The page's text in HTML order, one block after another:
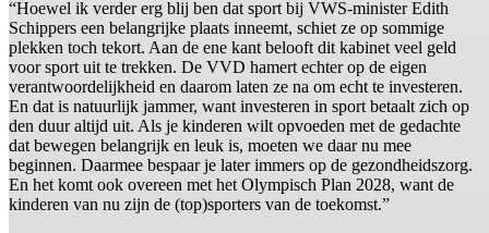
“Hoewel ik verder erg blij ben dat sport bij VWS-minister Edith
Schippers een belangrijke plaats inneemt, schiet ze op sommige
plekken toch tekort. Aan de ene kant belooft dit kabinet veel geld
voor sport uit te trekken. De VVD hamert echter op de eigen
verantwoordelijkheid en daarom laten ze na om echt te investeren.
En dat is natuurlijk jammer, want investeren in sport betaalt zich op
den duur altijd uit. Als je kinderen wilt opvoeden met de gedachte
dat bewegen belangrijk en leuk is, moeten we daar nu mee
beginnen. Daarmee bespaar je later immers op de gezondheidszorg.
En het komt ook overeen met het Olympisch Plan 2028, want de
kinderen van nu zijn de (top)sporters van de toekomst.”